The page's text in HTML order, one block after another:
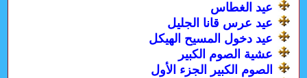
عيد الغطاس
عيد عرس قانا الجليل
عيد دخول المسيح الهيكل
عشية الصوم الكبير
الصوم الكبير الجزء الأول